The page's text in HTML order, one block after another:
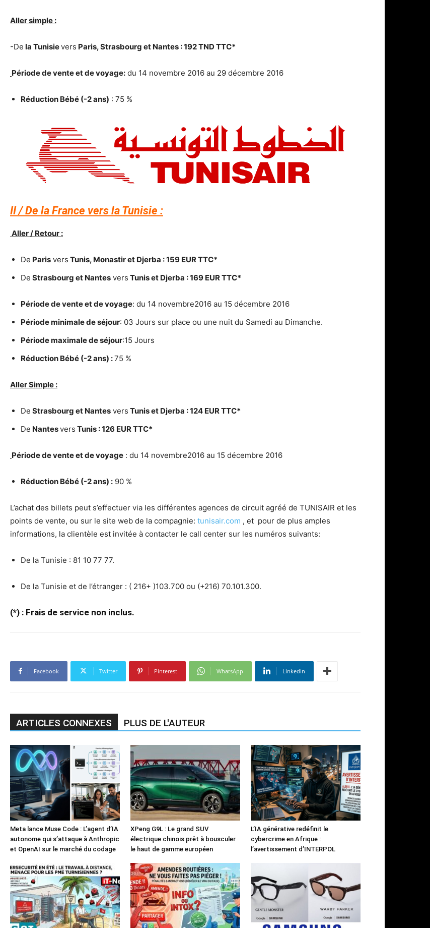
Aller simple :
-De la Tunisievers Paris, Strasbourg et Nantes :192 TND TTC*
Période deventeet de voyage: du 14 novembre 2016 au 29 décembre 2016
Réduction Bébé (-2 ans) : 75 %
II / De la France vers la Tunisie :
Aller / Retour :
De Paris vers Tunis, Monastir et Djerba : 159 EUR TTC*
De Strasbourg et Nantes vers Tunis et Djerba : 169 EUR TTC*
Période de vente et de voyage: du 14 novembre2016 au 15 décembre 2016
Période minimale de séjour: 03 Jours sur place ou une nuit du Samedi au Dimanche.
Période maximale de séjour:15 Jours
Réduction Bébé (-2 ans) :75 %
Aller Simple :
De Strasbourg et Nantes vers Tunis et Djerba : 124 EUR TTC*
De Nantesvers Tunis : 126 EUR TTC*
Période de vente et de voyage : du 14 novembre2016 au 15 décembre 2016
Réduction Bébé (-2 ans) : 90 %
L’achat des billets peut s’effectuer via les différentes agences de circuit agréé de TUNISAIR et les
points de vente, ou sur le site web de la compagnie: tunisair.com , et pour de plus amples
informations, la clientèle est invitée à contacter le call center sur les numéros suivants:
De la Tunisie : 81 10 77 77.
De la Tunisie et de l’étranger : ( 216+ )103.700 ou (+216) 70.101.300.
(*) : Frais de service non inclus.
Facebook Twitter Pinterest WhatsApp Linkedin
ARTICLES CONNEXES PLUS DE L'AUTEUR
Meta lance Muse Code : L’agent d’IA
autonome qui s’attaque à Anthropic
et OpenAI sur le marché du codage
XPeng G9L : Le grand SUV
électrique chinois prêt à bousculer
le haut de gamme européen
L’IA générative redéfinit le
cybercrime en Afrique :
l’avertissement d’INTERPOL